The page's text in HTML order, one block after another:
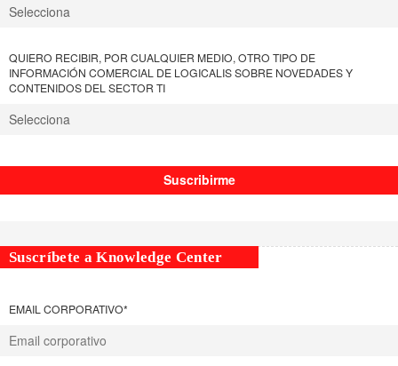
QUIERO RECIBIR, POR CUALQUIER MEDIO, OTRO TIPO DE
INFORMACIÓN COMERCIAL DE LOGICALIS SOBRE NOVEDADES Y
CONTENIDOS DEL SECTOR TI
Suscríbete a Knowledge Center
EMAIL CORPORATIVO*